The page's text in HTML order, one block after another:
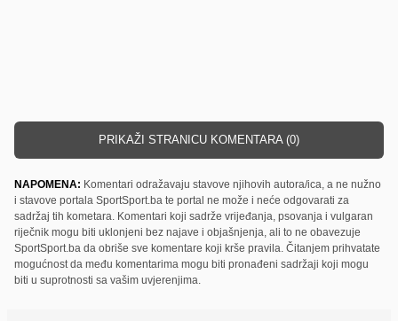
PRIKAŽI STRANICU KOMENTARA (0)
NAPOMENA: Komentari odražavaju stavove njihovih autora/ica, a ne nužno
i stavove portala SportSport.ba te portal ne može i neće odgovarati za
sadržaj tih kometara. Komentari koji sadrže vrijeđanja, psovanja i vulgaran
riječnik mogu biti uklonjeni bez najave i objašnjenja, ali to ne obavezuje
SportSport.ba da obriše sve komentare koji krše pravila. Čitanjem prihvatate
mogućnost da među komentarima mogu biti pronađeni sadržaji koji mogu
biti u suprotnosti sa vašim uvjerenjima.